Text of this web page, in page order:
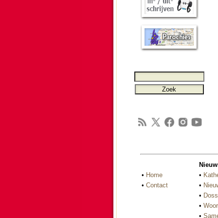
• Home
• Contact
•
•
•
•
•